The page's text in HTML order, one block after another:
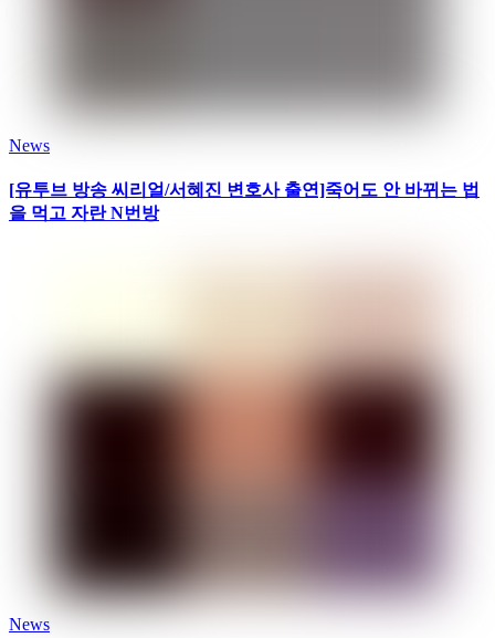
News
[유투브 방송 씨리얼/서혜진 변호사 출연]죽어도 안 바뀌는 법
을 먹고 자란 N번방
News